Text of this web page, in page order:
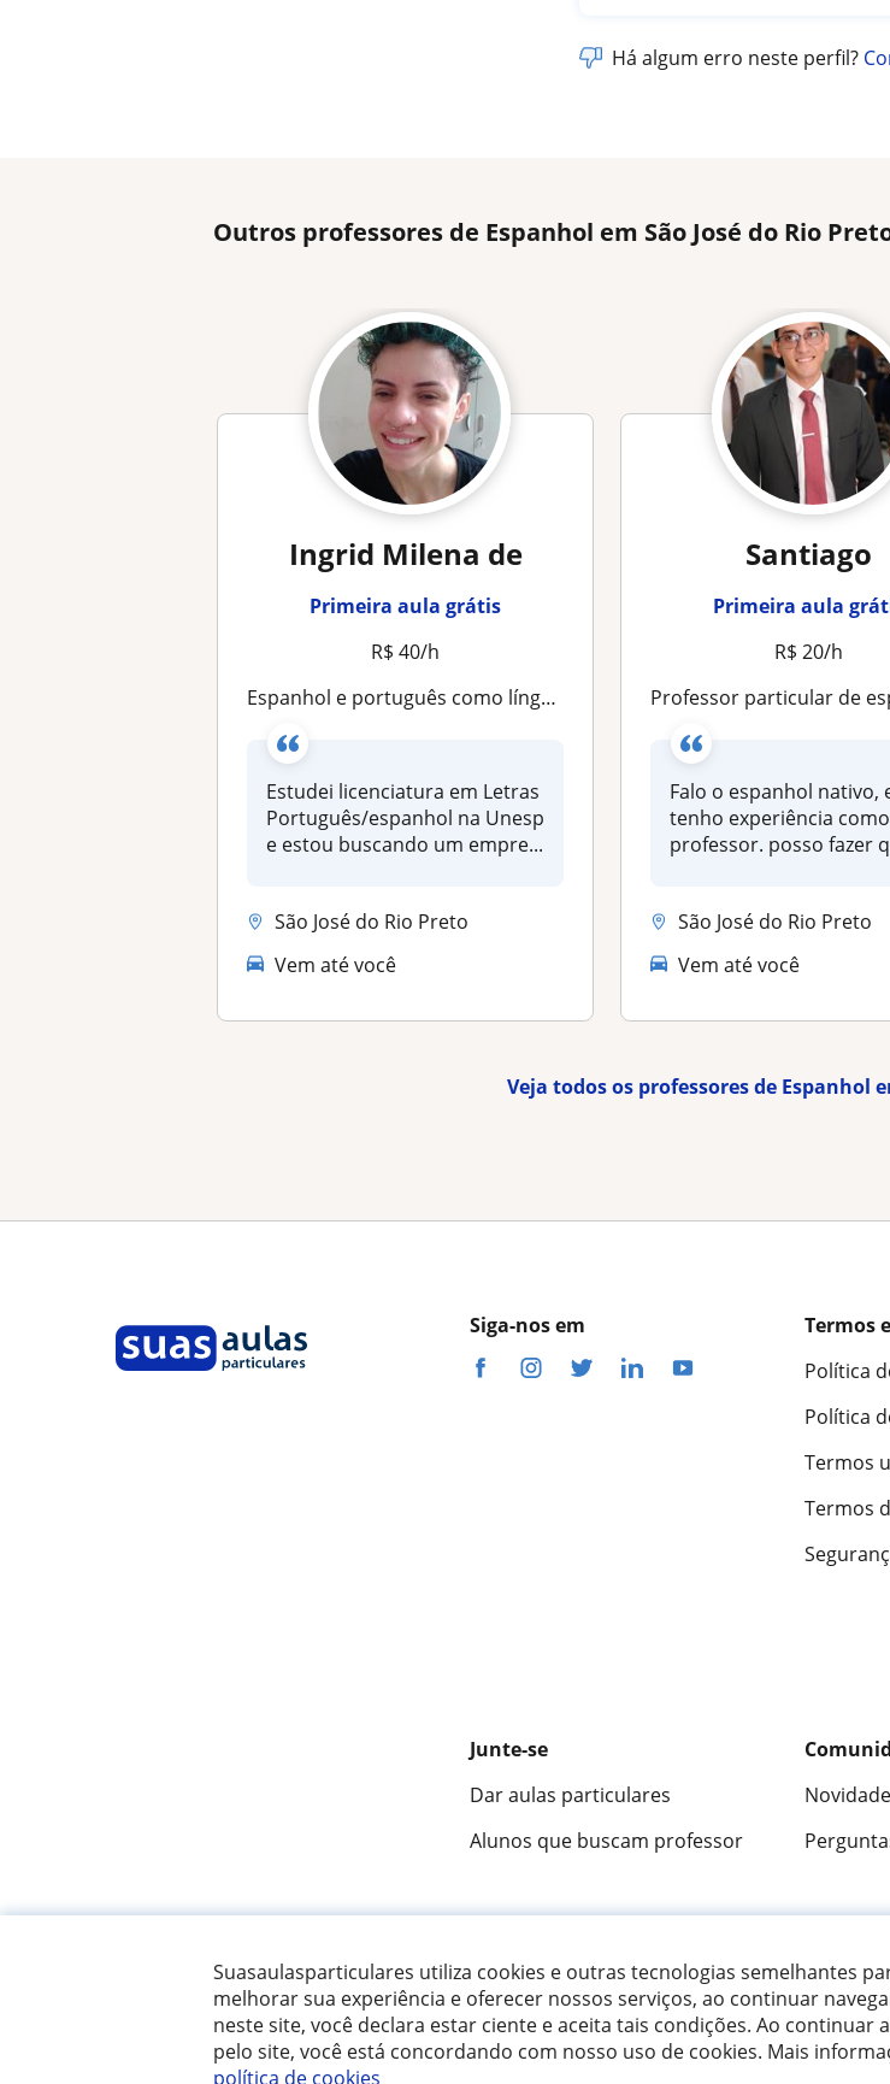
Suasaulasparticulares utiliza cookies e outras tecnologias semelhantes
melhorar sua experiência e oferecer nossos serviços, ao continuar
neste site, você declara estar ciente e aceita tais condições. Ao continuar
pelo site, você está concordando com nosso uso de cookies. Mais
política de cookies
Há algum erro neste perfil?
Outros professores de Espanhol em São José do Rio
Ingrid Milena de
Primeira aula grátis
R$ 40/h
Espanhol e português como língua estrangeira (PLE), com experiência em aulas online e presencial
Estudei licenciatura em Letras
Português/espanhol na Unesp
e estou buscando um empre...
São José do Rio Preto
Vem até você
Santiago
Primeira aula
R$ 20/h
Professor particular de espanhol para
Falo o espanhol nativo,
tenho experiência como
professor. posso fazer
São José do Rio Preto
Vem até você
Veja todos os professores de Espanhol
Siga-nos em
Termos
Política
Política
Termos
Termos
Junte-se
Dar aulas particulares
Alunos que buscam professor
© 2007 - 2026 Suas aulas particulares